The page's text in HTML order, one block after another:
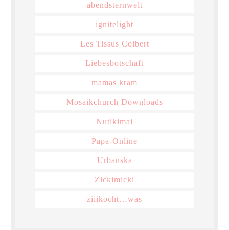
abendsternwelt
ignitelight
Les Tissus Colbert
Liebesbotschaft
mamas kram
Mosaikchurch Downloads
Nutikimai
Papa-Online
Urbanska
Zickimicki
ziiikocht…was